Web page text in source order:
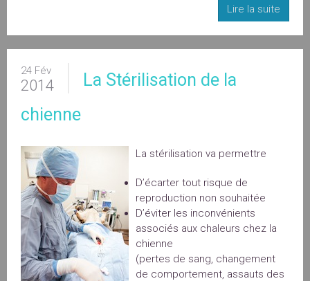
Lire la suite
24 Fév
2014
La Stérilisation de la
chienne
La stérilisation va permettre
D’écarter tout risque de
reproduction non souhaitée
D’éviter les inconvénients
associés aux chaleurs chez la
chienne
(pertes de sang, changement
de comportement, assauts des